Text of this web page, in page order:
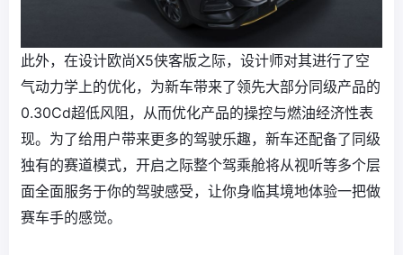
此外，在设计欧尚X5侠客版之际，设计师对其进行了空
气动力学上的优化，为新车带来了领先大部分同级产品的
0.30Cd超低风阻，从而优化产品的操控与燃油经济性表
现。为了给用户带来更多的驾驶乐趣，新车还配备了同级
独有的赛道模式，开启之际整个驾乘舱将从视听等多个层
面全面服务于你的驾驶感受，让你身临其境地体验一把做
赛车手的感觉。